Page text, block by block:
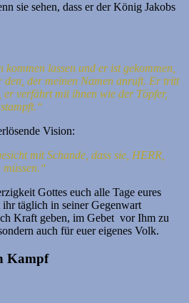
sie sehen, dass er der König Jakobs
kommen lassen und er ist gekommen,
den, der meinen Namen anruft. Er tritt
verfährt mit ihnen wie der Töpfer,
Vision:
mit Schande, dass sie, HERR,
Gottes euch alle Tage eures
täglich in seiner Gegenwart
Kraft geben, im Gebet vor Ihm zu
auch für euer eigenes Volk.
Kampf